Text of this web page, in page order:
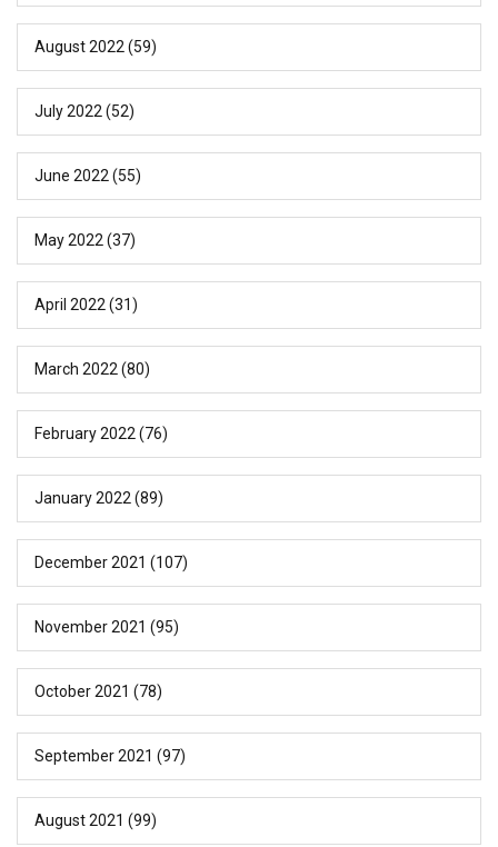
August 2022 (59)
July 2022 (52)
June 2022 (55)
May 2022 (37)
April 2022 (31)
March 2022 (80)
February 2022 (76)
January 2022 (89)
December 2021 (107)
November 2021 (95)
October 2021 (78)
September 2021 (97)
August 2021 (99)